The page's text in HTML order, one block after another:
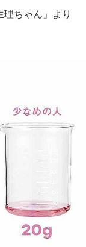
ちゃん」より